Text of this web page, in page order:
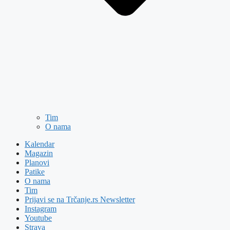
Tim
O nama
Kalendar
Magazin
Planovi
Patike
O nama
Tim
Prijavi se na Trčanje.rs Newsletter
Instagram
Youtube
Strava